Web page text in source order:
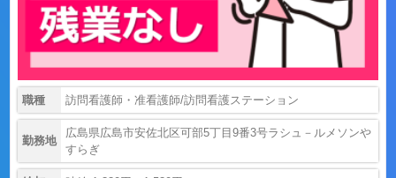
職種 訪問看護師・准看護師/訪問看護ステーション
勤務地
広島県広島市安佐北区可部5丁目9番3号ラシュ－ルメソンや
すらぎ